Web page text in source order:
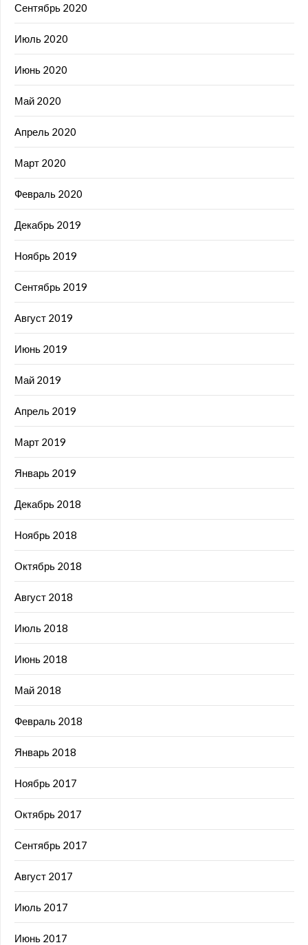
Сентябрь 2020
Июль 2020
Июнь 2020
Май 2020
Апрель 2020
Март 2020
Февраль 2020
Декабрь 2019
Ноябрь 2019
Сентябрь 2019
Август 2019
Июнь 2019
Май 2019
Апрель 2019
Март 2019
Январь 2019
Декабрь 2018
Ноябрь 2018
Октябрь 2018
Август 2018
Июль 2018
Июнь 2018
Май 2018
Февраль 2018
Январь 2018
Ноябрь 2017
Октябрь 2017
Сентябрь 2017
Август 2017
Июль 2017
Июнь 2017